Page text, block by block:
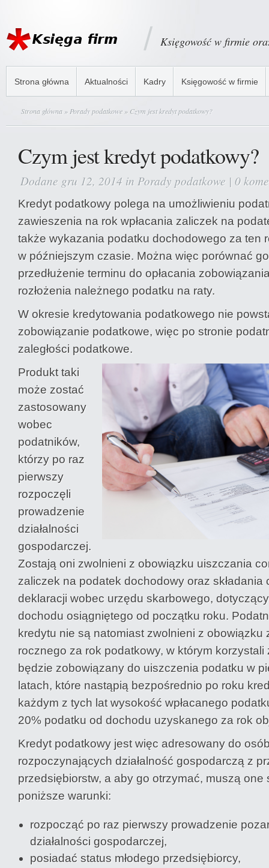
Księgowość w firmie
Strona główna Aktualności Kadry Księgowość w firmie
Strona główna » Porady podatkowe » Czym jest kredyt podatkowy?
Czym jest kredyt podatkowy?
Dodane gru 12, 2014 in Porady podatkowe | 0
Kredyt podatkowy polega na umożliwieniu
zawieszenia na rok wpłacania zaliczek na
także wykazania podatku dochodowego za ten
w późniejszym czasie. Można więc porównać
przedłużenie terminu do opłacania
rozłożenia należnego podatku na raty.
W okresie kredytowania podatkowego nie
zobowiązanie podatkowe, więc po stronie
zaległości podatkowe.
Produkt taki
może zostać
zastosowany
wobec
podatników,
którzy po raz
pierwszy
rozpoczęli
prowadzenie
działalności
gospodarczej.
Zostają oni zwolnieni z obowiązku uiszczania
zaliczek na podatek dochodowy oraz składania
deklaracji wobec urzędu skarbowego,
dochodu osiągniętego od początku roku.
kredytu nie są natomiast zwolnieni z obowiązku
rocznego za rok podatkowy, w którym korzystali
będzie zobowiązany do uiszczenia podatku w
latach, które nastąpią bezpośrednio po roku
każdym z tych lat wysokość wpłacanego
20% podatku od dochodu uzyskanego za rok
Kredyt podatkowy jest więc adresowany do
rozpoczynających działalność gospodarczą z
przedsiębiorstw, a aby go otrzymać, muszą one
poniższe warunki:
rozpocząć po raz pierwszy prowadzenie
działalności gospodarczej,
posiadać status młodego przedsiębiorcy,